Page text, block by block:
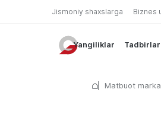
Jismoniy shaxslarga Biznes
Yangiliklar Tadbirlar
Matbuot